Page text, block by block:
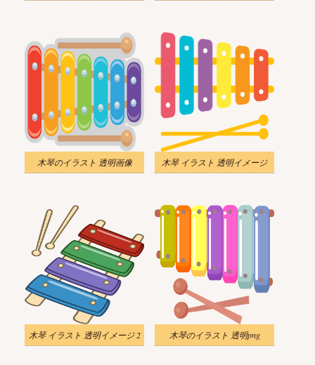
木琴のイラスト 透明画像 木琴 イラスト 透明イメージ
木琴 イラスト 透明イメージ 2 木琴のイラスト 透明png